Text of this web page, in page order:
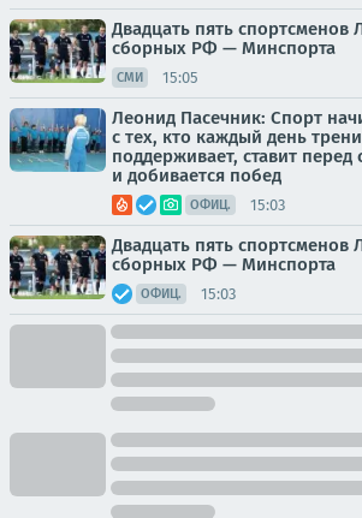
Двадцать пять спортсменов
сборных РФ — Минспорта
СМИ 15:05
Леонид Пасечник: Спорт
с тех, кто каждый день
поддерживает, ставит
и добивается побед
ОФИЦ. 15:03
Двадцать пять спортсменов
сборных РФ — Минспорта
ОФИЦ. 15:03